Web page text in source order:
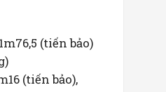
(tiến bảo)
(tiến bảo),